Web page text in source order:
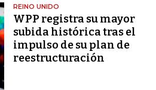
REINO UNIDO
WPP registra su mayor
subida histórica tras el
impulso de su plan de
reestructuración